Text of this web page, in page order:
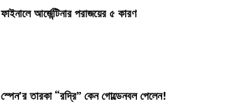
ফাইনালে আর্জেন্টিনার পরাজয়ের ৫ কারণ
স্পেন’র তারকা “রদ্রি” কেন গোল্ডেনবল পেলেন!